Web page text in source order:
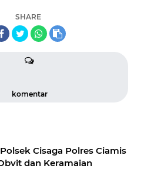
SHARE
komentar
Cisaga Polres Ciamis
dan Keramaian